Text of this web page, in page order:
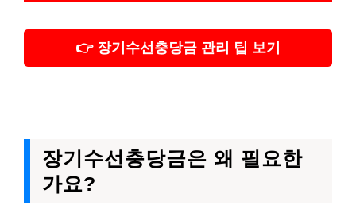
👉 장기수선충당금 관리 팁 보기
장기수선충당금은 왜 필요한
가요?